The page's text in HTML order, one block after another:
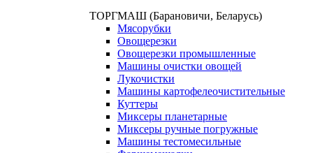
ТОРГМАШ (Барановичи, Беларусь)
Мясорубки
Овощерезки
Овощерезки промышленные
Машины очистки овощей
Лукочистки
Машины картофелеочистительные
Куттеры
Миксеры планетарные
Миксеры ручные погружные
Машины тестомесильные